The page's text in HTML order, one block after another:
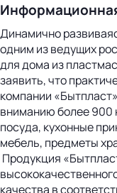
Динамично
одним из ведущих
для дома из
заявить, что
компании
вниманию более 900
посуда, кухонные
мебель, предметы
Продукция
качества в